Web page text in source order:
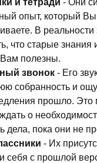
и тетради - Они
опыт, который
В реальности
что старые знания
полезны.
звонок - Его
собранность и
прошло. Это
о
дела, пока они не
- Их
себя с прошлой